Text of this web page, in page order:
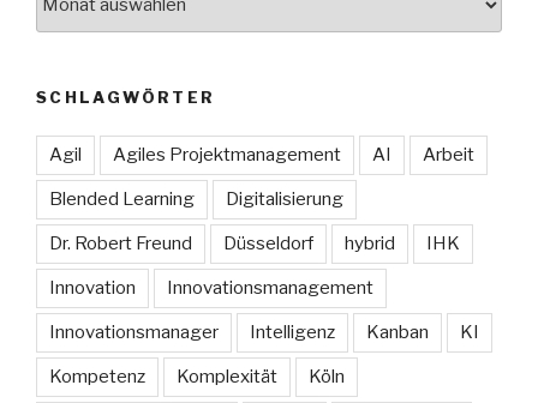
SCHLAGWÖRTER
Agil Agiles Projektmanagement AI Arbeit
Blended Learning Digitalisierung
Dr. Robert Freund Düsseldorf hybrid IHK
Innovation Innovationsmanagement
Innovationsmanager Intelligenz Kanban KI
Kompetenz Komplexität Köln